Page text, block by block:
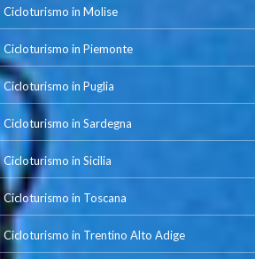
Cicloturismo in Molise
Cicloturismo in Piemonte
Cicloturismo in Puglia
Cicloturismo in Sardegna
Cicloturismo in Sicilia
Cicloturismo in Toscana
Cicloturismo in Trentino Alto Adige